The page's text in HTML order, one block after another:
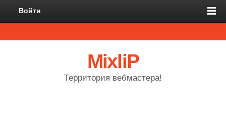
Войти
MixliP
Территория вебмастера!